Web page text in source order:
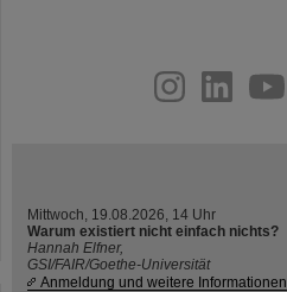
youtube
helmholtz.social
facebook
Mittwoch, 19.08.2026, 14 Uhr
Warum existiert nicht einfach nichts?
Hannah Elfner,
GSI/FAIR/Goethe-Universität
Anmeldung und weitere Informationen